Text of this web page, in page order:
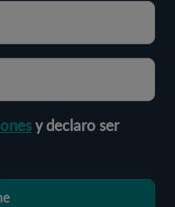
y declaro ser